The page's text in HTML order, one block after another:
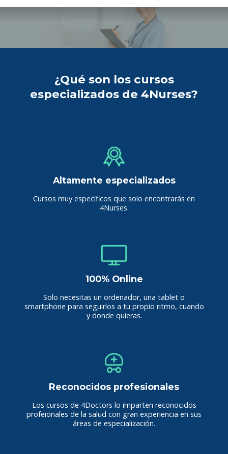
¿Qué son los cursos
especializados de 4Nurses?
Altamente especializados
Cursos muy específicos que solo encontrarás en
4Nurses.
100% Online
Solo necesitas un ordenador, una tablet o
smartphone para seguirlos a tu propio ritmo, cuando
y donde quieras.
Reconocidos profesionales
Los cursos de 4Doctors lo imparten reconocidos
profeionales de la salud con gran experiencia en sus
áreas de especialización.